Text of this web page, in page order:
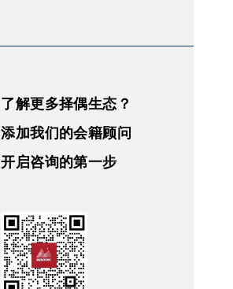
了解更多择偶生态？
添加我们的会籍顾问
开启咨询的第一步